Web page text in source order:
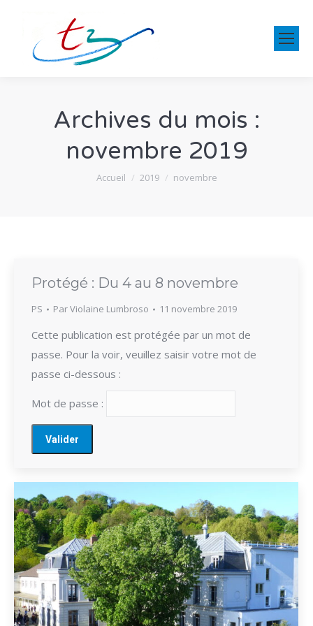
Archives du mois :
novembre 2019
Vous êtes ici :
Accueil 2019 novembre
Protégé : Du 4 au 8 novembre
PS ParViolaine Lumbroso 11 novembre 2019
Cette publication est protégée par un mot de
passe. Pour la voir, veuillez saisir votre mot de
passe ci-dessous :
Mot de passe :